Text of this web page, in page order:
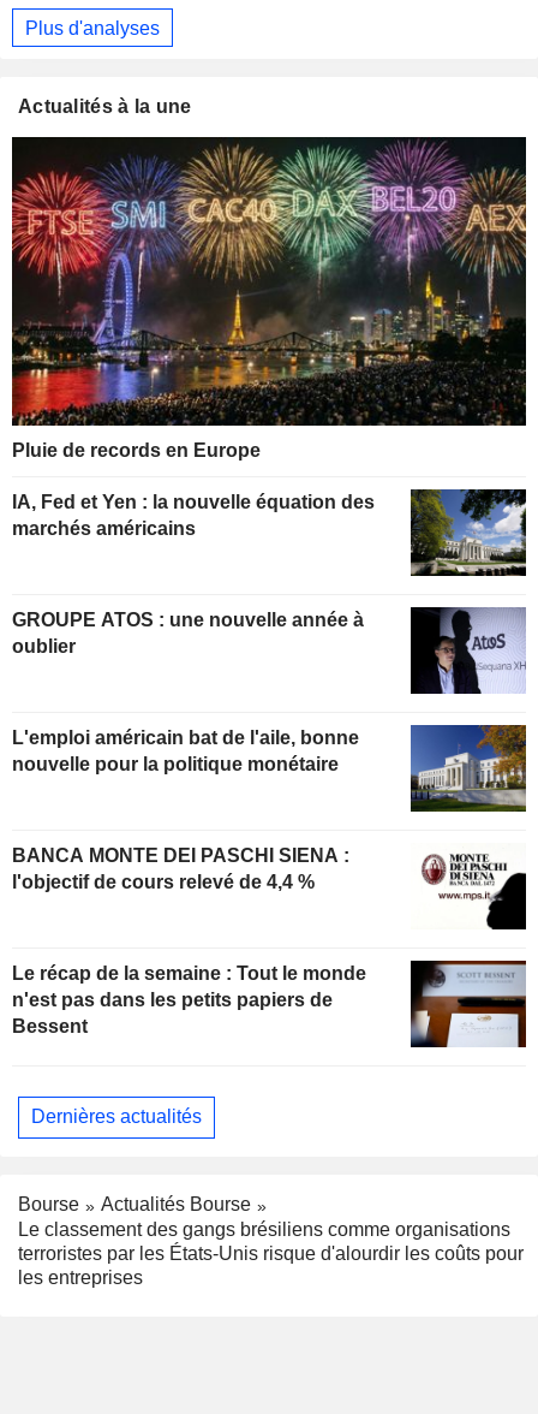
Plus d'analyses
Actualités à la une
Pluie de records en Europe
IA, Fed et Yen : la nouvelle équation des
marchés américains
GROUPE ATOS : une nouvelle année à
oublier
L'emploi américain bat de l'aile, bonne
nouvelle pour la politique monétaire
BANCA MONTE DEI PASCHI SIENA :
l'objectif de cours relevé de 4,4 %
Le récap de la semaine : Tout le monde
n'est pas dans les petits papiers de
Bessent
Dernières actualités
Bourse
Actualités Bourse
Le classement des gangs brésiliens comme organisations
terroristes par les États-Unis risque d'alourdir les coûts pour
les entreprises